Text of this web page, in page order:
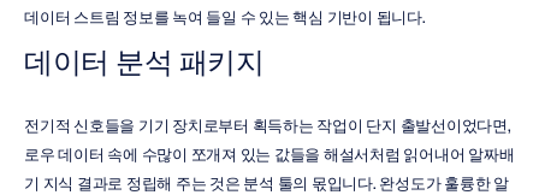
데이터 스트림 정보를 녹여 들일 수 있는 핵심 기반이 됩니다.
데이터 분석 패키지
전기적 신호들을 기기 장치로부터 획득하는 작업이 단지 출발선이었다면,
로우 데이터 속에 수많이 쪼개져 있는 값들을 해설서처럼 읽어내어 알짜배
기 지식 결과로 정립해 주는 것은 분석 툴의 몫입니다. 완성도가 훌륭한 알